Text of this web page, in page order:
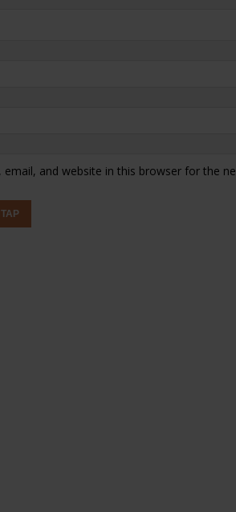
email, and website in this browser for the